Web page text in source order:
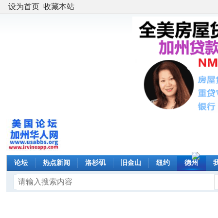
设为首页 收藏本站
论坛 热点新闻 洛杉矶 旧金山 纽约 德州